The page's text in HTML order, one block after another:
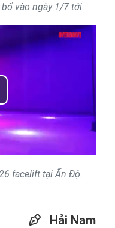
vào ngày 1/7 tới.
facelift tại Ấn Độ.
Hải Nam